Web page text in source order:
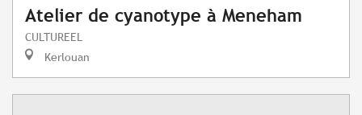
Atelier de cyanotype à Meneham
CULTUREEL
Kerlouan